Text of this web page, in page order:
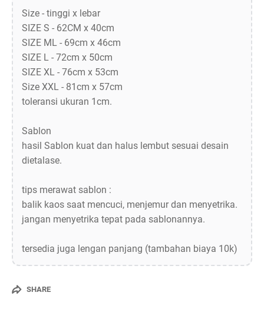
Size - tinggi x lebar
SIZE S - 62CM x 40cm
SIZE ML - 69cm x 46cm
SIZE L - 72cm x 50cm
SIZE XL - 76cm x 53cm
Size XXL - 81cm x 57cm
toleransi ukuran 1cm.
Sablon
hasil Sablon kuat dan halus lembut sesuai desain
dietalase.
tips merawat sablon :
balik kaos saat mencuci, menjemur dan menyetrika.
jangan menyetrika tepat pada sablonannya.
tersedia juga lengan panjang (tambahan biaya 10k)
SHARE